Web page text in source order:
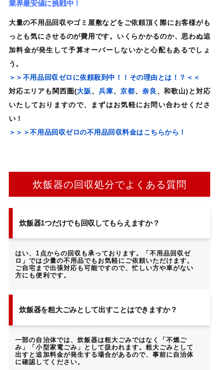
業界最安値に挑戦中！
大量の不用品回収やゴミ屋敷などをご依頼頂く際にお客様がも
っとも気にさせるのが費用です。 いくらかかるのか、思わぬ追
加料金が発生して予算オーバーしないかと心配もあるでしょ
う。
＞＞不用品回収ゼロに依頼殺到中！！その理由とは！？＜＜
対応エリアも 関西圏(大阪、 兵庫、京都、 奈良、和歌山)と対応
いたしておりますので、まずはお気軽にお問い合わせくださ
い！
＞＞＞不用品回収ゼロの不用品回収料金はこちらから！
炊飯器の回収処分でよくある質問
炊飯器1つだけでも回収してもらえますか？
はい、1点からの回収も承っております。「不用品回収ゼ
ロ」では少量の不用品でもお気軽にご依頼いただけます。
ご自宅まで出張対応も可能ですので、忙しい方や車がない
方にも便利です。
炊飯器を粗大ごみとして出すことはできますか？
一部の自治体では、炊飯器は粗大ごみではなく「不燃ご
み」「小型家電ごみ」として扱われます。粗大ごみとして
出すと追加料金が発生する場合があるので、事前に自治体
に確認してください。